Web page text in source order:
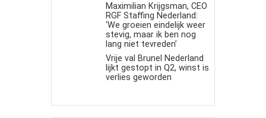
Maximilian Krijgsman, CEO
RGF Staffing Nederland:
‘We groeien eindelijk weer
stevig, maar ik ben nog
lang niet tevreden’
Vrije val Brunel Nederland
lijkt gestopt in Q2, winst is
verlies geworden